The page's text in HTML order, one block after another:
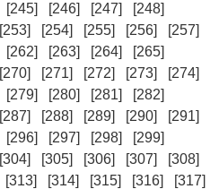
[245] [246] [247]
[248]
[253] [254] [255] [256]
[257]
[262] [263] [264]
[265]
[270] [271] [272] [273]
[274]
[279] [280] [281]
[282]
[287] [288] [289] [290]
[291]
[296] [297] [298]
[299]
[304] [305] [306] [307]
[308]
[313] [314] [315] [316]
[317]